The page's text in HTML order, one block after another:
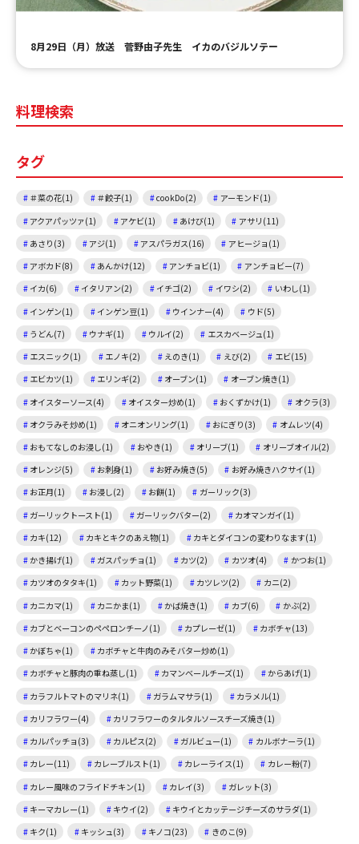
8月29日（月）放送 菅野由子先生 イカのバジルソテー
料理検索
タグ
＃菜の花(1) ＃餃子(1) cookDo(2)
アーモンド(1)
アクアパッツァ(1)
アケビ(1) あけび(1)
アサリ(11)
あさり(3)
アジ(1) アスパラガス(16)
アヒージョ(1)
アボカド(8)
あんかけ(12) アンチョビ(1)
アンチョビー(7)
イカ(6)
イタリアン(2) イチゴ(2) イワシ(2)
いわし(1)
インゲン(1)
インゲン豆(1) ウインナー(4)
ウド(5)
うどん(7)
ウナギ(1) ウルイ(2)
エスカベージュ(1)
エスニック(1)
エノキ(2) えのき(1) えび(2)
エビ(15)
エビカツ(1)
エリンギ(2) オーブン(1)
オーブン焼き(1)
オイスターソース(4)
オイスター炒め(1) おくずかけ(1)
オクラ(3)
オクラみそ炒め(1)
オニオンリング(1) おにぎり(3)
オムレツ(4)
おもてなしのお浸し(1)
おやき(1) オリーブ(1)
オリーブオイル(2)
オレンジ(5)
お刺身(1) お好み焼き(5)
お好み焼きハクサイ(1)
お正月(1)
お浸し(2) お餅(1)
ガーリック(3)
ガーリックトースト(1)
ガーリックバター(2)
カオマンガイ(1)
カキ(12)
カキとキクのあえ物(1)
カキとダイコンの変わりなます(1)
かき揚げ(1)
ガスパッチョ(1) カツ(2) カツオ(4)
かつお(1)
カツオのタタキ(1)
カット野菜(1) カツレツ(2)
カニ(2)
カニカマ(1)
カニかま(1) かば焼き(1) カブ(6)
かぶ(2)
カブとベーコンのペペロンチーノ(1)
カプレーゼ(1)
カボチャ(13)
かぼちゃ(1)
カボチャと牛肉のみそバター炒め(1)
カボチャと豚肉の重ね蒸し(1)
カマンベールチーズ(1)
からあげ(1)
カラフルトマトのマリネ(1)
ガラムマサラ(1)
カラメル(1)
カリフラワー(4)
カリフラワーのタルタルソースチーズ焼き(1)
カルパッチョ(3)
カルピス(2) ガルビュー(1)
カルボナーラ(1)
カレー(11)
カレーブルスト(1) カレーライス(1)
カレー粉(7)
カレー風味のフライドチキン(1)
カレイ(3)
ガレット(3)
キーマカレー(1)
キウイ(2)
キウイとカッテージチーズのサラダ(1)
キク(1)
キッシュ(3) キノコ(23)
きのこ(9)